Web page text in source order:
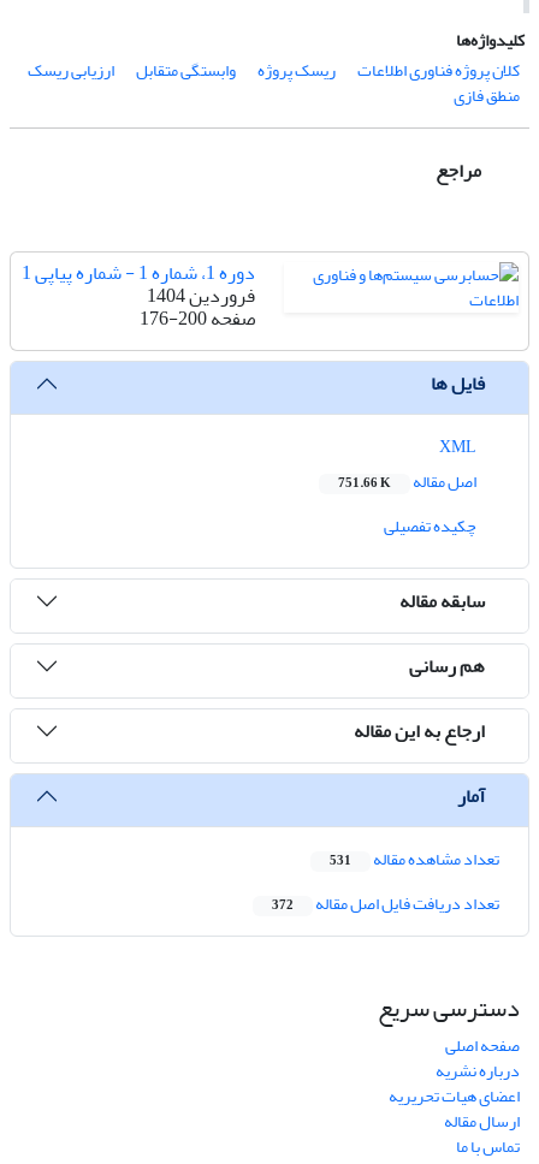
کلیدواژه‌ها
کلان پروژه فناوری اطلاعات
ریسک پروژه وابستگی متقابل ارزیابی ریسک
منطق فازی
مراجع
دوره 1، شماره 1 - شماره پیاپی 1
فروردین 1404
صفحه176-200
فایل ها
اصل مقاله
751.66 K
چکیده تفصیلی
سابقه مقاله
هم رسانی
ارجاع به این مقاله
آمار
تعداد مشاهده مقاله 531
تعداد دریافت فایل اصل مقاله 372
دسترسی سریع
صفحه اصلی
درباره نشریه
اعضای هیات تحریریه
ارسال مقاله
تماس با ما